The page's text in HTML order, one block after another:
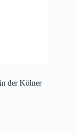
der Kölner